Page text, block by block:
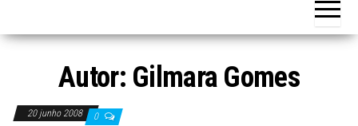
Autor: Gilmara Gomes
20 junho 2008 0